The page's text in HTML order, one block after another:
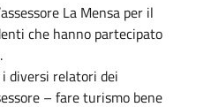
La Mensa per il
che hanno partecipato
diversi relatori dei
– fare turismo bene